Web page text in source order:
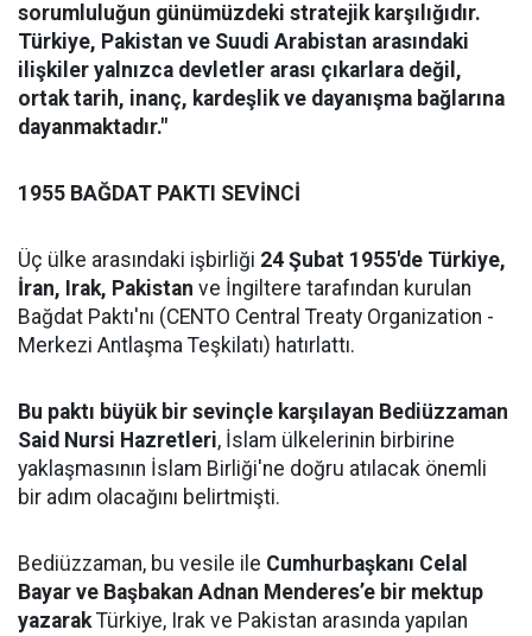
sorumluluğun günümüzdeki stratejik karşılığıdır.
Türkiye, Pakistan ve Suudi Arabistan arasındaki
ilişkiler yalnızca devletler arası çıkarlara değil,
ortak tarih, inanç, kardeşlik ve dayanışma bağlarına
dayanmaktadır."
1955 BAĞDAT PAKTI SEVİNCİ
Üç ülke arasındaki işbirliği 24 Şubat 1955'de Türkiye,
İran, Irak, Pakistan ve İngiltere tarafından kurulan
Bağdat Paktı'nı (CENTO Central Treaty Organization -
Merkezi Antlaşma Teşkilatı) hatırlattı.
Bu paktı büyük bir sevinçle karşılayan Bediüzzaman
Said Nursi Hazretleri, İslam ülkelerinin birbirine
yaklaşmasının İslam Birliği'ne doğru atılacak önemli
bir adım olacağını belirtmişti.
Bediüzzaman, bu vesile ile Cumhurbaşkanı Celal
Bayar ve Başbakan Adnan Menderes’e bir mektup
yazarakTürkiye, Irak ve Pakistan arasında yapılan